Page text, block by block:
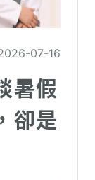
07-16
暑假
卻是